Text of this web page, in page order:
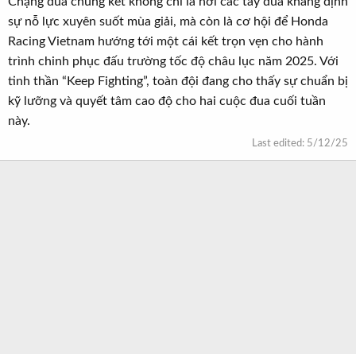
sự nỗ lực xuyên suốt mùa giải, mà còn là cơ hội để Honda
Racing Vietnam hướng tới một cái kết trọn vẹn cho hành
trình chinh phục đấu trường tốc độ châu lục năm 2025. Với
tinh thần “Keep Fighting”, toàn đội đang cho thấy sự chuẩn bị
kỹ lưỡng và quyết tâm cao độ cho hai cuộc đua cuối tuần
này.
Last edited: 5/12/25